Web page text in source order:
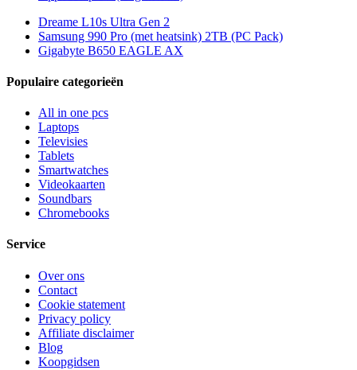
Dreame L10s Ultra Gen 2
Samsung 990 Pro (met heatsink) 2TB (PC Pack)
Gigabyte B650 EAGLE AX
Populaire categorieën
All in one pcs
Laptops
Televisies
Tablets
Smartwatches
Videokaarten
Soundbars
Chromebooks
Service
Over ons
Contact
Cookie statement
Privacy policy
Affiliate disclaimer
Blog
Koopgidsen